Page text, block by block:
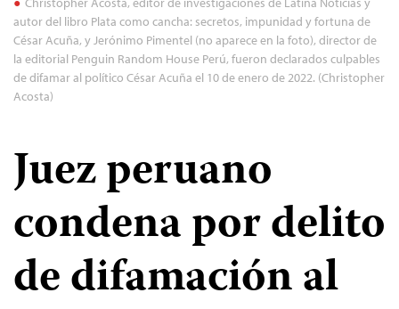
autor del libro Plata como cancha: secretos, impunidad y fortuna de
César Acuña, y Jerónimo Pimentel (no aparece en la foto), director de
la editorial Penguin Random House Perú, fueron declarados culpables
de difamar al político César Acuña el 10 de enero de 2022. (Christopher
Acosta)
Juez peruano
condena por delito
de difamación al